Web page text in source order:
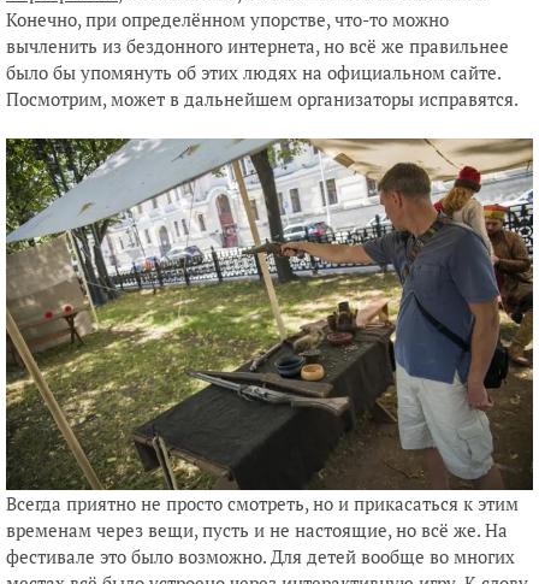
Конечно, при определённом упорстве, что-то можно
вычленить из бездонного интернета, но всё же правильнее
было бы упомянуть об этих людях на официальном сайте.
Посмотрим, может в дальнейшем организаторы исправятся.
Всегда приятно не просто смотреть, но и прикасаться к этим
временам через вещи, пусть и не настоящие, но всё же. На
фестивале это было возможно. Для детей вообще во многих